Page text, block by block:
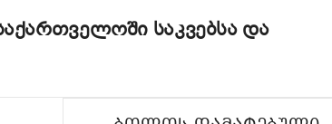
საკვებსა და